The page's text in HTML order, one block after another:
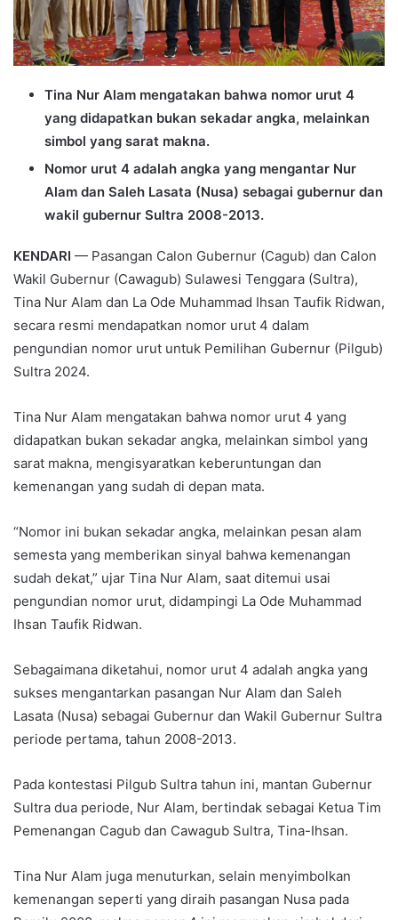
Tina Nur Alam mengatakan bahwa nomor urut 4
yang didapatkan bukan sekadar angka, melainkan
simbol yang sarat makna.
Nomor urut 4 adalah angka yang mengantar Nur
Alam dan Saleh Lasata (Nusa) sebagai gubernur dan
wakil gubernur Sultra 2008-2013.
KENDARI — Pasangan Calon Gubernur (Cagub) dan Calon
Wakil Gubernur (Cawagub) Sulawesi Tenggara (Sultra),
Tina Nur Alam dan La Ode Muhammad Ihsan Taufik Ridwan,
secara resmi mendapatkan nomor urut 4 dalam
pengundian nomor urut untuk Pemilihan Gubernur (Pilgub)
Sultra 2024.
Tina Nur Alam mengatakan bahwa nomor urut 4 yang
didapatkan bukan sekadar angka, melainkan simbol yang
sarat makna, mengisyaratkan keberuntungan dan
kemenangan yang sudah di depan mata.
“Nomor ini bukan sekadar angka, melainkan pesan alam
semesta yang memberikan sinyal bahwa kemenangan
sudah dekat,” ujar Tina Nur Alam, saat ditemui usai
pengundian nomor urut, didampingi La Ode Muhammad
Ihsan Taufik Ridwan.
Sebagaimana diketahui, nomor urut 4 adalah angka yang
sukses mengantarkan pasangan Nur Alam dan Saleh
Lasata (Nusa) sebagai Gubernur dan Wakil Gubernur Sultra
periode pertama, tahun 2008-2013.
Pada kontestasi Pilgub Sultra tahun ini, mantan Gubernur
Sultra dua periode, Nur Alam, bertindak sebagai Ketua Tim
Pemenangan Cagub dan Cawagub Sultra, Tina-Ihsan.
Tina Nur Alam juga menuturkan, selain menyimbolkan
kemenangan seperti yang diraih pasangan Nusa pada